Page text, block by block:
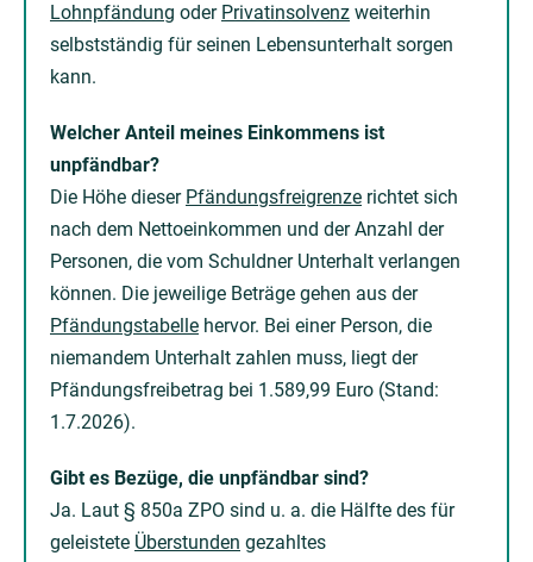
Lohnpfändung oder Privatinsolvenz weiterhin
selbstständig für seinen Lebensunterhalt sorgen
kann.
Welcher Anteil meines Einkommens ist
unpfändbar?
Die Höhe dieser Pfändungsfreigrenze richtet sich
nach dem Nettoeinkommen und der Anzahl der
Personen, die vom Schuldner Unterhalt verlangen
können. Die jeweilige Beträge gehen aus der
Pfändungstabelle hervor. Bei einer Person, die
niemandem Unterhalt zahlen muss, liegt der
Pfändungsfreibetrag bei 1.589,99 Euro (Stand:
1.7.2026).
Gibt es Bezüge, die unpfändbar sind?
Ja. Laut § 850a ZPO sind u. a. die Hälfte des für
geleistete Überstunden gezahltes